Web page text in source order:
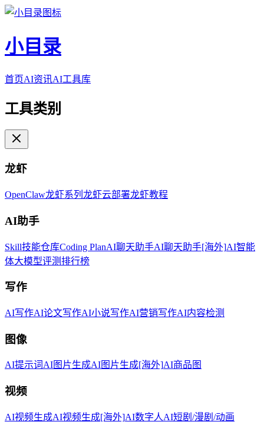
小目录
首页AI资讯AI工具库
工具类别
龙虾
OpenClaw龙虾系列 龙虾云部署龙虾教程
AI助手
Skill技能仓库Coding PlanAI聊天助手AI聊天助手[海外]AI智能
体大模型评测排行榜
写作
AI写作AI论文写作AI小说写作AI营销写作AI内容检测
图像
AI提示词AI图片生成AI图片生成[海外]AI商品图
视频
AI视频生成AI视频生成[海外]AI数字人AI短剧/漫剧/动画